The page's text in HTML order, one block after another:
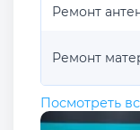
Ремонт
Ремонт
Посмотреть